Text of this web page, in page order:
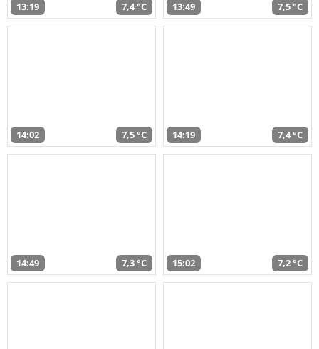
13:19 7,4 °C 13:49 7,5 °C
14:02 7,5 °C 14:19 7,4 °C
14:49 7,3 °C 15:02 7,2 °C